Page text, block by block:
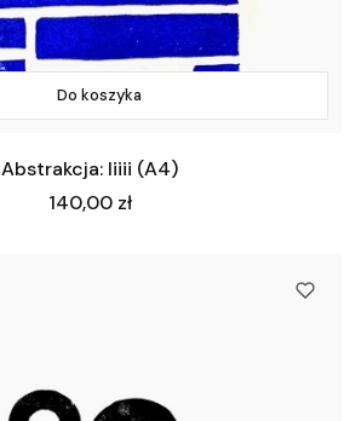
Do koszyka
Abstrakcja: Iiiii (A4)
Cena
140,00 zł